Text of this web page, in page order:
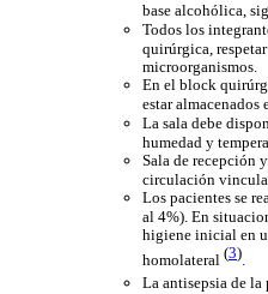
base alcohólica,
Todos los
quirúrgica,
microorganismos.
En el block
estar almacenados
La sala debe
humedad y
Sala de recepción
circulación
Los pacientes se
al 4%). En
higiene inicial en
homolateral (3)
La antisepsia de